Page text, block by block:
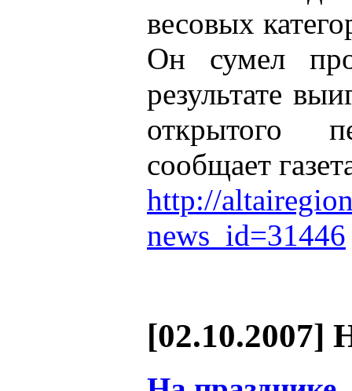
весовых
Он сумел
результате
открытого
сообщает
http://
news_id=31446
[02.10.2007]